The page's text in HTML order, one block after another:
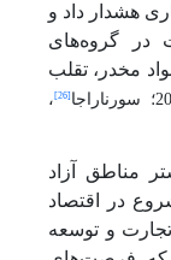
هشدار داد و
در گروه‌های
مخدر، تقلب
[26] ،
مناطق آزاد
در اقتصاد
و توسعه